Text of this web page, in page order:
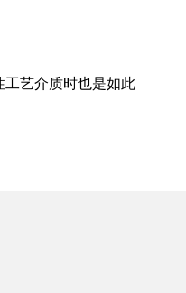
艺介质时也是如此